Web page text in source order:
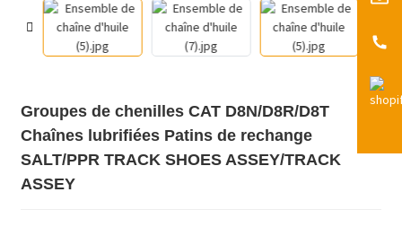
Groupes de chenilles CAT D8N/D8R/D8T
Chaînes lubrifiées Patins de rechange
SALT/PPR TRACK SHOES ASSEY/TRACK
ASSEY